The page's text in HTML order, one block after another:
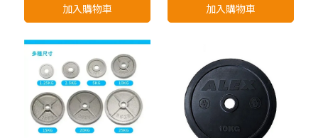
加入購物車 加入購物車